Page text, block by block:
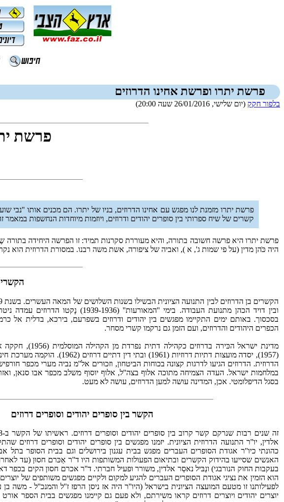
פרשת יתרו ופרשת אחינו הדרוזים
בלפור חקק (יום שלישי, 26/01/2016 שעה 20:00)
פרשת
פרשת יתרו מזמנת לנו מפגש עם אחינו הדרוזים, בניו של יתרו. הם מכנים אותו ''נבי
קשרים של שיח ספרותי בין סופרים יהודים ודרוזים, ויוזמות מיוחדות הנחשפות במאמר
פרשת יתרו היא פרשה חשובה בתורה, והיא מעוררת סקרנות תמיד: זו הפרשה היחידה בתורה
היה כֹּהן מדין (על פי שמות ג', א ), ואביה של ציפורה, אשת משה רבנו. במסורת הדרוזית הוא נקרא:
ובין דויד הכהן מתנועת העבודה. בימי ''המאורעות''
בסכסוך. באותם ימים התקיימו מפגשים בין יהודים ודרוזים בשפרעם, בירכא, בדלית אל
הכפרים היהודים והדרוזים, ועם הזמן גם נרקמו קשרי מסחר.
מדינת ישראל הכּירה
(1957), יסדה מועצות דתיות דרוזיות (1961)
הדרוזית. הדרוזים הגיעו לדרגות קצונה בכוחות הביטחון, וזכוּרים אל''מ נביה מערי מכפר
במלחמות ישראל. העדה הצמיחה מתוכה אלוף בצה''ל, אלוף יוסוף משלב מכפר אבו סנאן,
בסגל הדיפלומטי. אכן, המדינה עושה למען הדרוזים, עושה לא מעט.
הקשר בין סופרים יהודים וסופרים דרוזים
אלדין, יו''ר התנועה הדרוזית הציונית. יזמנו מפגשים בין סופרים יהודים וסופרים דרוזים
כהונתי כיו''ר אגודת הסופרים העברים מפגש בבית עגנון בירושלים וגם בבית הסופר בתל
האנשים שסייעו בהידוק הקשרים ובתיאום הפעולות המשותפות היו ד''ר אַכּרם חסוּן (עד
בעקבות החוק הנורבגי) ונַבּיל נאסֵר אלדין, משורר ופעיל חברתי. ד''ר אכרם חסון הקים בכפר
הוא הזמין את נציגי אגודת הסופרים העברים להגיע למקום ולקיים מפגשים משותפים של יוצרים
לפעילותנו זו מטעם המועצה הציונית בישראל (היו''ר היה אז ניסן הרפז ז''ל והמנכ''ל - משה
יוצרים יהודים ויוצרים דרוזים קראו משירתם, ולא פעם גם קיימנו מפגשים בבית הספר אורט